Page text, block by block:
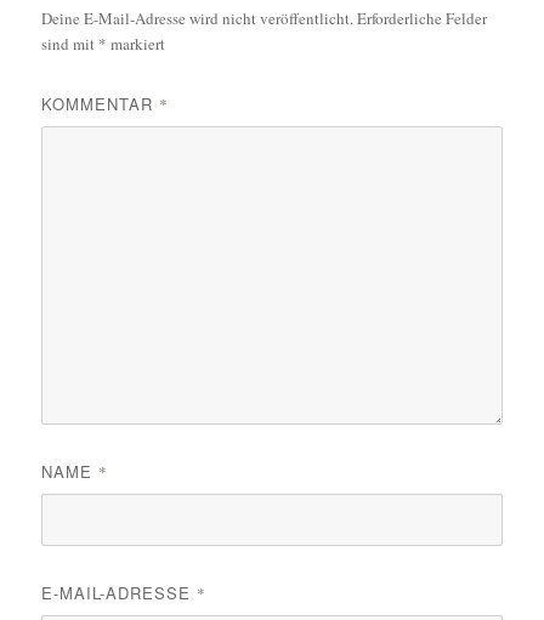
Deine E-Mail-Adresse wird nicht veröffentlicht.Erforderliche Felder
sind mit * markiert
KOMMENTAR *
NAME *
E-MAIL-ADRESSE *